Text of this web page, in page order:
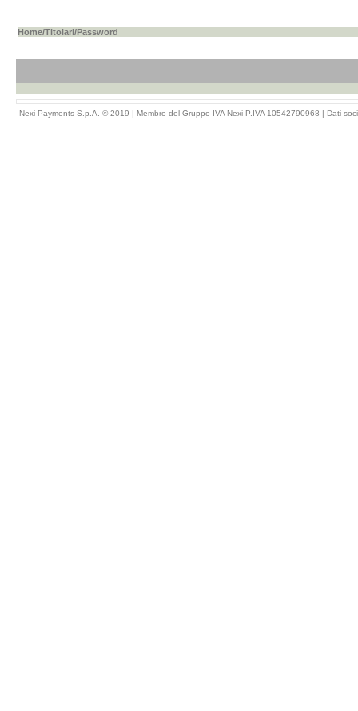
Home/Titolari/Password
Nexi Payments S.p.A. © 2019 | Membro del Gruppo IVA Nexi P.IVA 10542790968 | Dati